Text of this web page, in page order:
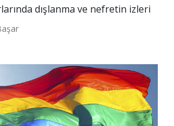
dışlanma ve nefretin izleri